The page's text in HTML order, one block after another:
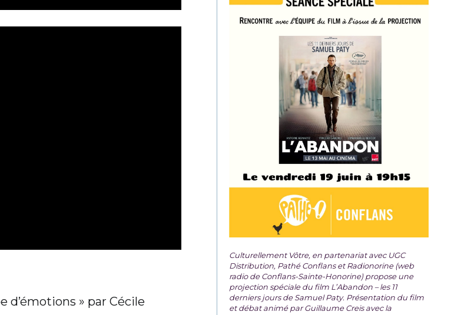
d’émotions » par Cécile
Culturellement Vôtre, en partenariat avec UGC
Distribution, Pathé Conflans et Radionorine (web
radio de Conflans-Sainte-Honorine) propose une
projection spéciale du film L’Abandon – les 11
derniers jours de Samuel Paty. Présentation du film
et débat animé par Guillaume Creis avec la